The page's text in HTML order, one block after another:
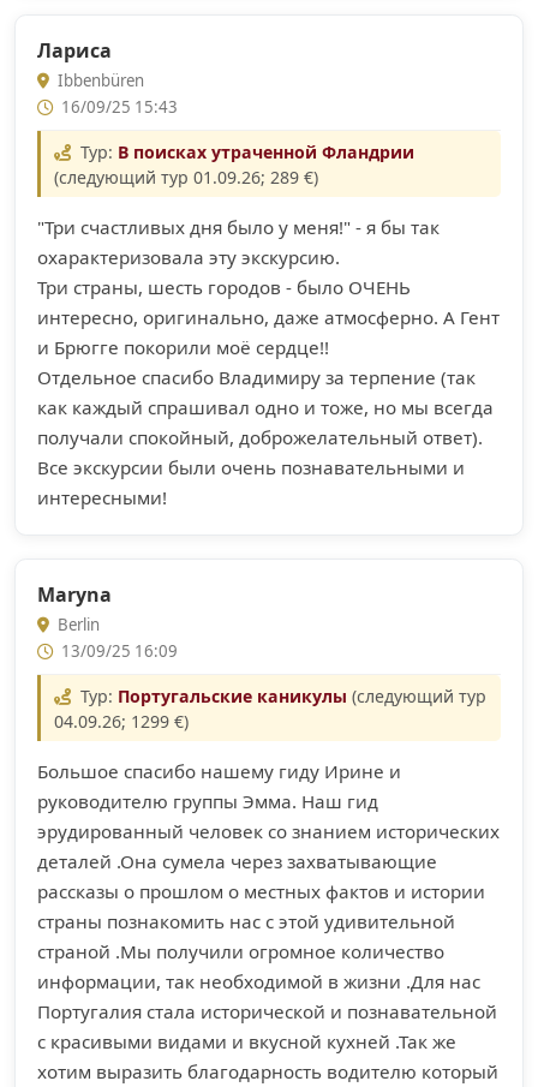
Лариса
Ibbenbüren
16/09/25 15:43
Тур: В поисках утраченной Фландрии
(следующий тур 01.09.26; 289 €)
"Три счастливых дня было у меня!" - я бы так
охарактеризовала эту экскурсию.
Три страны, шесть городов - было ОЧЕНЬ
интересно, оригинально, даже атмосферно. А Гент
и Брюгге покорили моё сердце!!
Отдельное спасибо Владимиру за терпение (так
как каждый спрашивал одно и тоже, но мы всегда
получали спокойный, доброжелательный ответ).
Все экскурсии были очень познавательными и
интересными!
Maryna
Berlin
13/09/25 16:09
Тур: Португальские каникулы (следующий тур
04.09.26; 1299 €)
Большое спасибо нашему гиду Ирине и
руководителю группы Эмма. Наш гид
эрудированный человек со знанием исторических
деталей .Она сумела через захватывающие
рассказы о прошлом о местных фактов и истории
страны познакомить нас с этой удивительной
страной .Мы получили огромное количество
информации, так необходимой в жизни .Для нас
Португалия стала исторической и познавательной
с красивыми видами и вкусной кухней .Так же
хотим выразить благодарность водителю который